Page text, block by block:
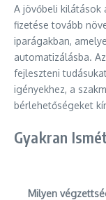
A jövőbeli kilátások
fizetése tovább
iparágakban,
automatizálásba.
fejleszteni
igényekhez, a
bérlehetőségeket
Gyakran
Milyen